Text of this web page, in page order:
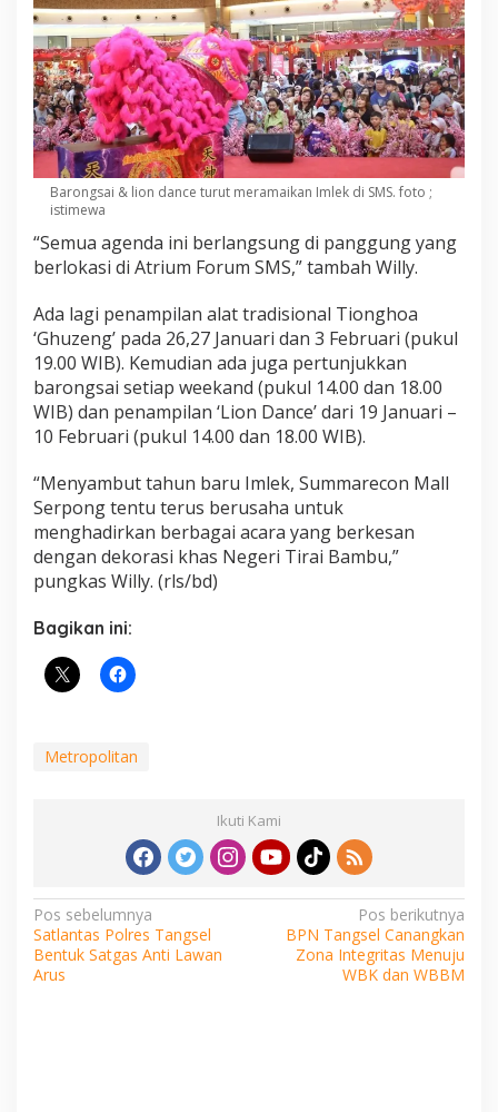
Barongsai & lion dance turut meramaikan Imlek di SMS. foto ;
istimewa
“Semua agenda ini berlangsung di panggung yang
berlokasi di Atrium Forum SMS,” tambah Willy.
Ada lagi penampilan alat tradisional Tionghoa
‘Ghuzeng’ pada 26,27 Januari dan 3 Februari (pukul
19.00 WIB). Kemudian ada juga pertunjukkan
barongsai setiap weekand (pukul 14.00 dan 18.00
WIB) dan penampilan ‘Lion Dance’ dari 19 Januari –
10 Februari (pukul 14.00 dan 18.00 WIB).
“Menyambut tahun baru Imlek, Summarecon Mall
Serpong tentu terus berusaha untuk
menghadirkan berbagai acara yang berkesan
dengan dekorasi khas Negeri Tirai Bambu,”
pungkas Willy. (rls/bd)
Bagikan ini:
Metropolitan
Ikuti Kami
Navigasi
pos
Pos sebelumnya
Satlantas Polres Tangsel
Bentuk Satgas Anti Lawan
Arus
Pos berikutnya
BPN Tangsel Canangkan
Zona Integritas Menuju
WBK dan WBBM